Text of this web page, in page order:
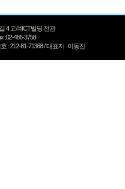
4 고려ICT빌딩 전관
:02-486-3758
: 212-81-71368 / 대표자 : 이동진